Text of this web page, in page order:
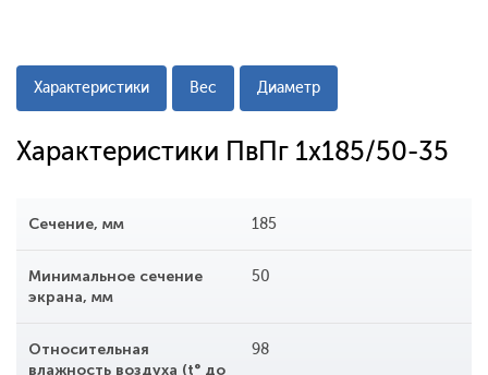
Характеристики Вес Диаметр
Характеристики ПвПг 1x185/50-35
Сечение, мм 185
Минимальное сечение
экрана, мм
50
Относительная
влажность воздуха (t° до
98